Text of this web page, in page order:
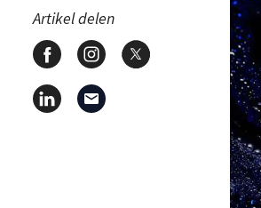
Artikel delen